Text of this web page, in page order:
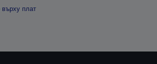
върху плат